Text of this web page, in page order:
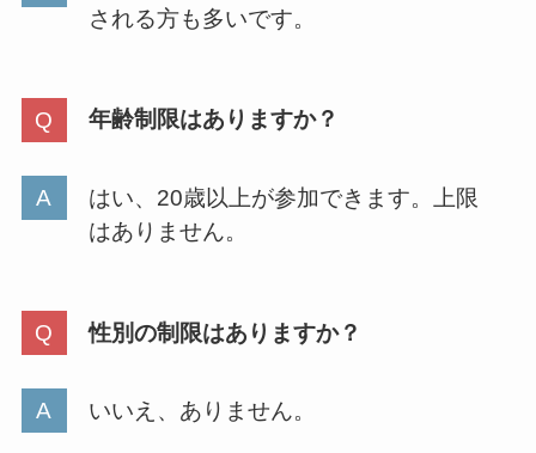
される方も多いです。
年齢制限はありますか？
はい、20歳以上が参加できます。上限
はありません。
性別の制限はありますか？
いいえ、ありません。